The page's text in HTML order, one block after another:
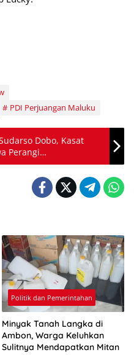
PDI Perjuangan Maluku
Dobo, Kasat
Perangi
Politik dan Pemerintahan
Minyak Tanah Langka di
Ambon, Warga Keluhkan
Sulitnya Mendapatkan Mitan